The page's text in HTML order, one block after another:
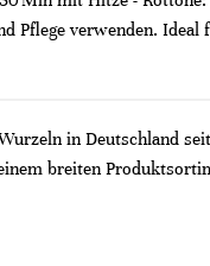
Pflege verwenden. Ideal
in Deutschland
breiten